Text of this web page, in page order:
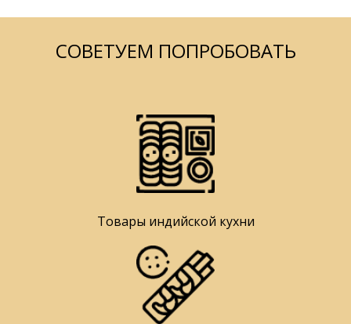
СОВЕТУЕМ ПОПРОБОВАТЬ
Товары индийской кухни